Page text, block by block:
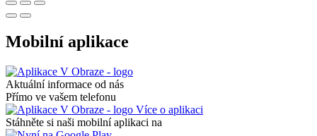
Mobilní aplikace
Aktuální informace od nás
Přímo ve vašem telefonu
Více o aplikaci
Stáhněte si naši mobilní aplikaci na